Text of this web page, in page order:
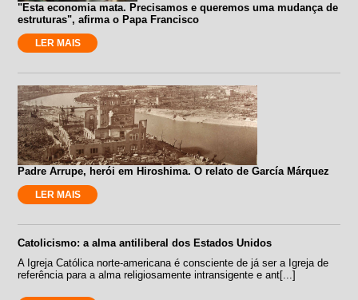
"Esta economia mata. Precisamos e queremos uma mudança de
estruturas", afirma o Papa Francisco
LER MAIS
Padre Arrupe, herói em Hiroshima. O relato de García Márquez
LER MAIS
Catolicismo: a alma antiliberal dos Estados Unidos
A Igreja Católica norte-americana é consciente de já ser a Igreja de
referência para a alma religiosamente intransigente e ant[...]